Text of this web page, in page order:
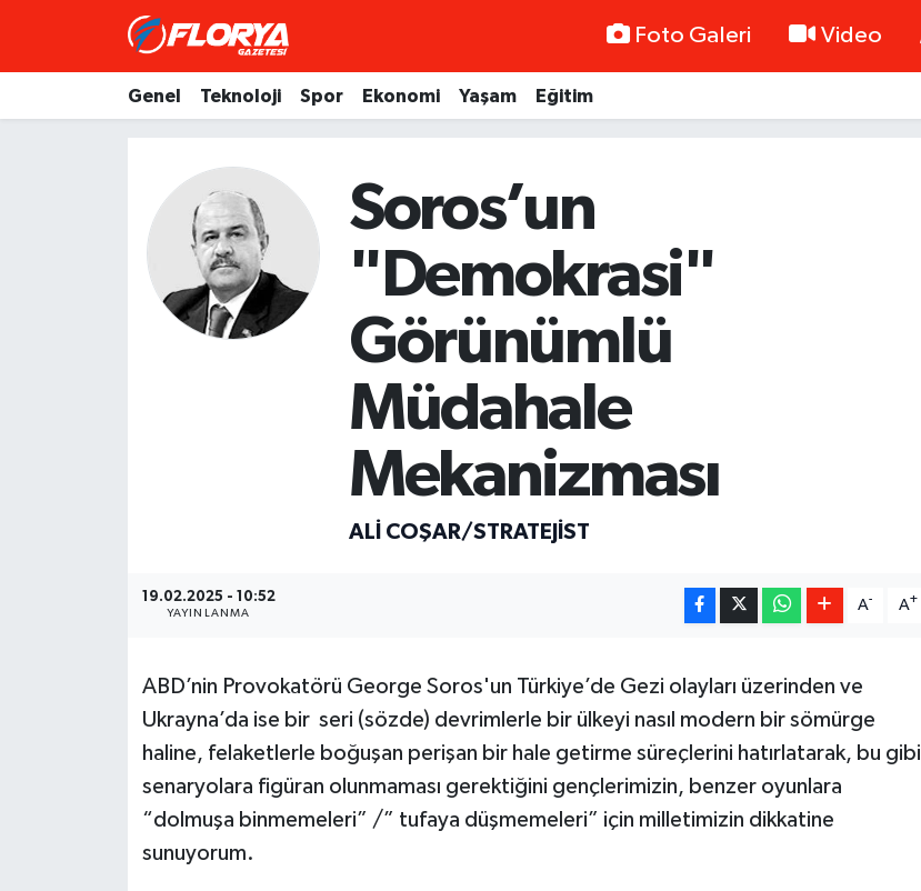
Foto Galeri Video
Genel Teknoloji Spor Ekonomi Yaşam Eğitim
Soros’un
"Demokrasi"
Görünümlü
Müdahale
Mekanizması
ALI COŞAR/STRATEJIST
19.02.2025 - 10:52
YAYINLANMA
A- A+
ABD’nin Provokatörü George Soros'un Türkiye’de Gezi olayları üzerinden ve
Ukrayna’da ise bir seri (sözde) devrimlerle bir ülkeyi nasıl modern bir sömürge
haline, felaketlerle boğuşan perişan bir hale getirme süreçlerini hatırlatarak, bu gibi
senaryolara figüran olunmaması gerektiğini gençlerimizin, benzer oyunlara
“dolmuşa binmemeleri” /” tufaya düşmemeleri” için milletimizin dikkatine
sunuyorum.
Süper Lig Puan Durumu ve Fikstür
Tüm Manşetler
Son Dakika Haberleri